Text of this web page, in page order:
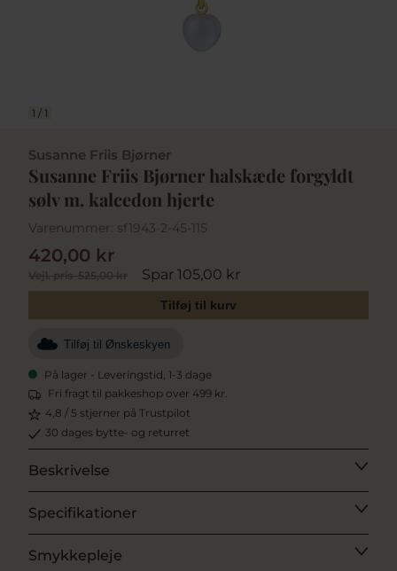
1 / 1
Susanne Friis Bjørner
Susanne Friis Bjørner halskæde forgyldt
sølv m. kalcedon hjerte
Varenummer: sf1943-2-45-115
Vejl. pris525,00 kr Spar 105,00 kr
420,00 kr
Tilføj til kurv
Tilføj til Ønskeskyen
På lager - Leveringstid, 1-3 dage
Fri fragt til pakkeshop over 499 kr.
4,8 / 5 stjerner på Trustpilot
30 dages bytte- og returret
Beskrivelse
Specifikationer
Smykkepleje